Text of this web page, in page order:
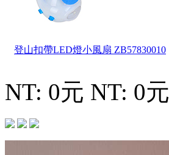
登山扣帶LED燈小風扇 ZB57830010
NT: 0元 NT: 0元